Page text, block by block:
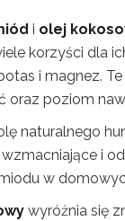
i olej
korzyści dla
i magnez.
oraz poziom
naturalnego
i
w
wyróżnia się